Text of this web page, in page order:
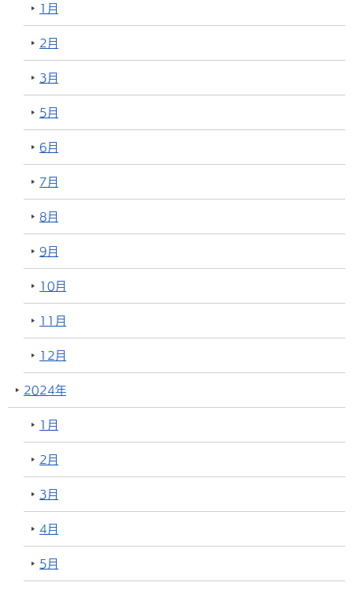
1月
2月
3月
5月
6月
7月
8月
9月
10月
11月
12月
2024年
1月
2月
3月
4月
5月